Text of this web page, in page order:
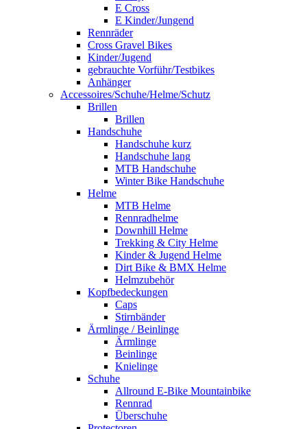
E Cross
E Kinder/Jungend
Rennräder
Cross Gravel Bikes
Kinder/Jugend
gebrauchte Vorführ/Testbikes
Anhänger
Accessoires/Schuhe/Helme/Schutz
Brillen
Brillen
Handschuhe
Handschuhe kurz
Handschuhe lang
MTB Handschuhe
Winter Bike Handschuhe
Helme
MTB Helme
Rennradhelme
Downhill Helme
Trekking & City Helme
Kinder & Jugend Helme
Dirt Bike & BMX Helme
Helmzubehör
Kopfbedeckungen
Caps
Stirnbänder
Ärmlinge / Beinlinge
Ärmlinge
Beinlinge
Knielinge
Schuhe
Allround E-Bike Mountainbike
Rennrad
Überschuhe